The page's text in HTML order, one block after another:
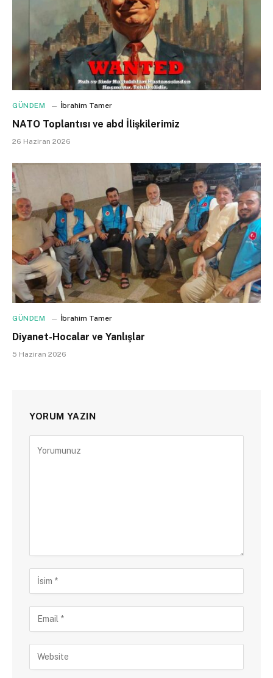
GÜNDEM İbrahim Tamer
NATO Toplantısı ve abd İlişkilerimiz
26 Haziran 2026
GÜNDEM İbrahim Tamer
Diyanet-Hocalar ve Yanlışlar
5 Haziran 2026
YORUM YAZIN